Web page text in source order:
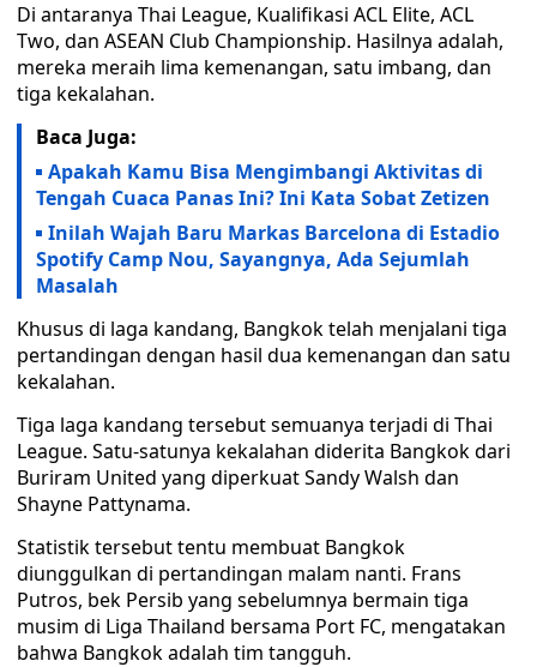
Di antaranya Thai League, Kualifikasi ACL Elite, ACL
Two, dan ASEAN Club Championship. Hasilnya adalah,
mereka meraih lima kemenangan, satu imbang, dan
tiga kekalahan.
Baca Juga:
Apakah Kamu Bisa Mengimbangi Aktivitas di
Tengah Cuaca Panas Ini? Ini Kata Sobat Zetizen
Inilah Wajah Baru Markas Barcelona di Estadio
Spotify Camp Nou, Sayangnya, Ada Sejumlah
Masalah
Khusus di laga kandang, Bangkok telah menjalani tiga
pertandingan dengan hasil dua kemenangan dan satu
kekalahan.
Tiga laga kandang tersebut semuanya terjadi di Thai
League. Satu-satunya kekalahan diderita Bangkok dari
Buriram United yang diperkuat Sandy Walsh dan
Shayne Pattynama.
Statistik tersebut tentu membuat Bangkok
diunggulkan di pertandingan malam nanti. Frans
Putros, bek Persib yang sebelumnya bermain tiga
musim di Liga Thailand bersama Port FC, mengatakan
bahwa Bangkok adalah tim tangguh.